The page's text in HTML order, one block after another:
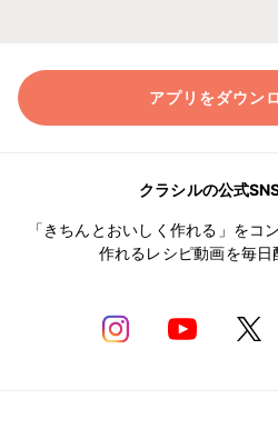
アプリをダウン
クラシルの公式
「きちんとおいしく作れる」をコ
作れるレシピ動画を毎日